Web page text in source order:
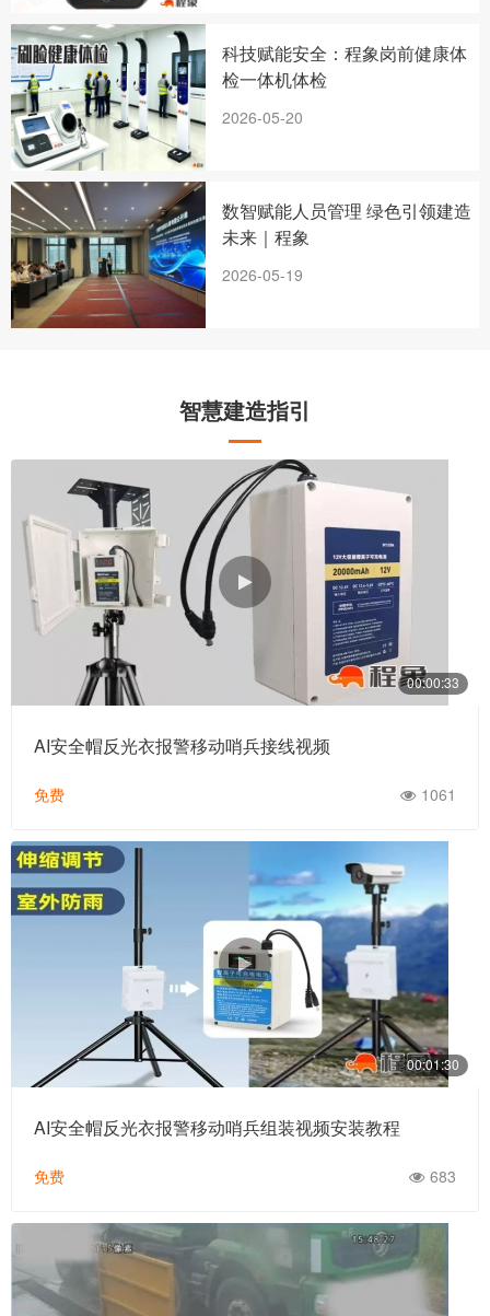
科技赋能安全：程象岗前健康体
检一体机体检
2026-05-20
数智赋能人员管理 绿色引领建造
未来｜程象
2026-05-19
智慧建造指引
00:00:33
AI安全帽反光衣报警移动哨兵接线视频
免费 1061
00:01:30
AI安全帽反光衣报警移动哨兵组装视频安装教程
免费 683